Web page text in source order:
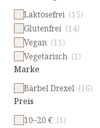
Laktosefrei (15)
Glutenfrei (14)
Vegan (11)
Vegetarisch (1)
Marke
Bärbel Drexel (16)
Preis
10–20 € (1)